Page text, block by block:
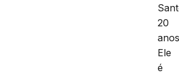
20
Ele
é